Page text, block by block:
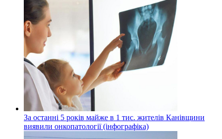
За останні 5 років майже в 1 тис. жителів Канівщини
виявили онкопатології (інфографіка)